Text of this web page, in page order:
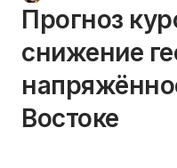
Прогноз
снижение
Востоке